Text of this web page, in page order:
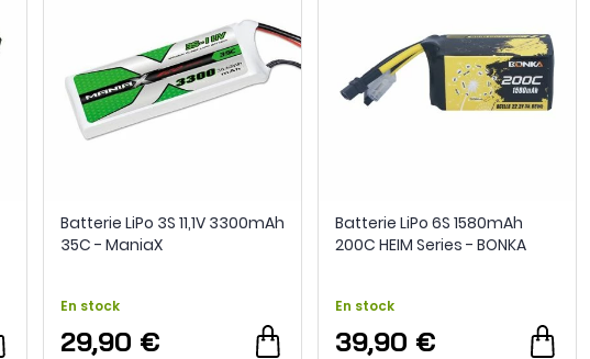
Batterie LiPo 3S 11,1V 3300mAh
35C - ManiaX
En stock
29,90 €
Batterie LiPo 6S 1580mAh
200C HEIM Series - BONKA
En stock
39,90 €